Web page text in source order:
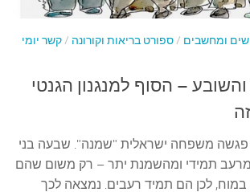
ומחשבים /ספורט בריאות וקורונה /קשר יומי
– הסוף למנגנון הגנטי
פגשה משפחה ישראלית "שמנה". שבעה בני
תמידי ומהשמנת יתר – רק משום שהם
במוח, לכן הם תמיד רעבים. נמצאה לכך